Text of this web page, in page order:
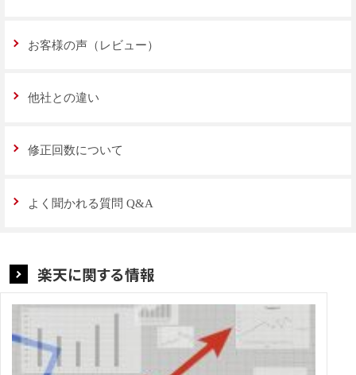
お客様の声（レビュー）
他社との違い
修正回数について
よく聞かれる質問 Q&A
楽天に関する情報